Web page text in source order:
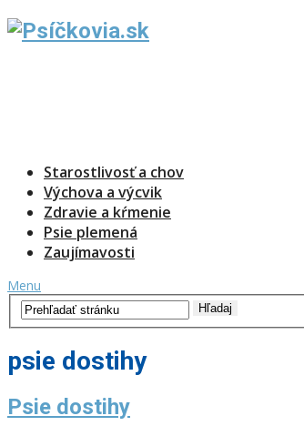
Starostlivosť a chov
Výchova a výcvik
Zdravie a kŕmenie
Psie plemená
Zaujímavosti
Menu
psie dostihy
Psie dostihy